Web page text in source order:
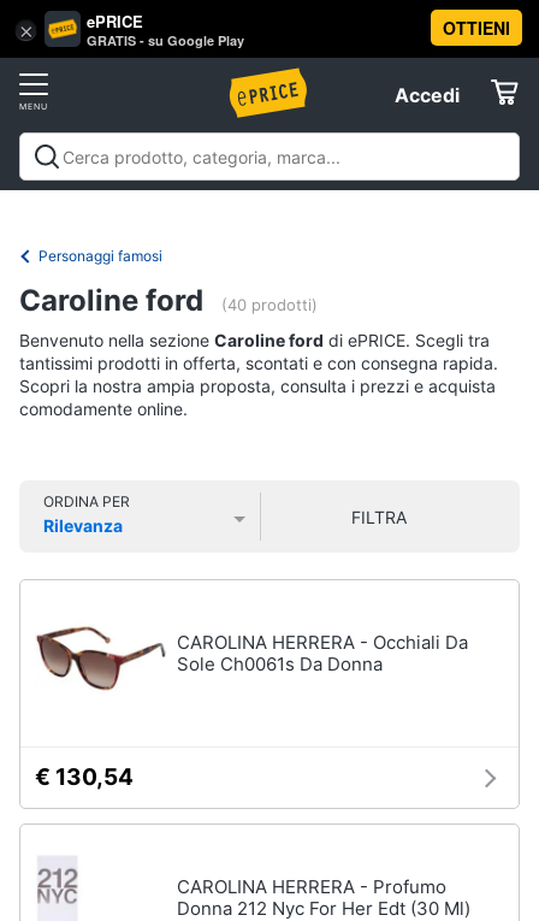
× ePRICE
GRATIS - su Google Play
OTTIENI
Accedi
Accedi
Registrati
Offerte
Informatica
Telefonia
Tv
Cinema
home
Videogiochi
Clima
Arredo
Vai
al
Libri,
cd
e
Libri
Religione
Spiritualità
Attualità,
politica
e
Cucina
Architettura
Dvd
Blu-
ray
Personaggi famosi
Caroline ford (40 prodotti)
Benvenuto nella sezione Caroline ford di ePRICE. Scegli tra
tantissimi prodotti in offerta, scontati e con consegna rapida.
Scopri la nostra ampia proposta, consulta i prezzi e acquista
comodamente online.
ORDINA PER
Rilevanza
FILTRA
CAROLINA HERRERA - Occhiali Da
Sole Ch0061s Da Donna
€ 130,54
CAROLINA HERRERA - Profumo
Donna 212 Nyc For Her Edt (30 Ml)